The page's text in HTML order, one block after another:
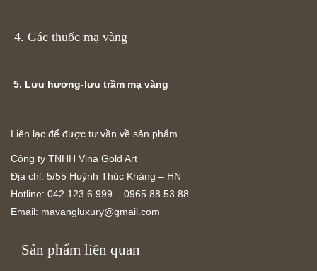
4. Gác thuốc mạ vàng
5. Lưu hương-lưu trầm mạ vàng
Liên lạc để được tư vần về sản phẩm
Công ty TNHH Vina Gold Art
Địa chỉ: 5/55 Huỳnh Thúc Kháng – HN
Hotline: 042.123.6.999 – 0965.88.53.88
Email: mavangluxury@gmail.com
Sản phẩm liên quan